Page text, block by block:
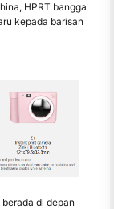
HPRT bangga
kepada barisan
di depan